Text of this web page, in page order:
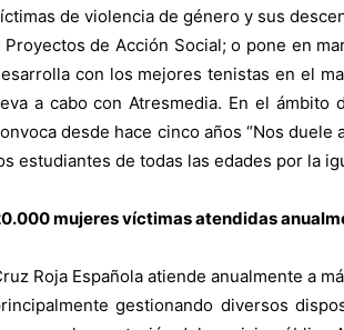
de violencia de género y sus
Proyectos de Acción Social; o pone en
con los mejores tenistas en el
a cabo con Atresmedia. En el
desde hace cinco años “Nos
estudiantes de todas las edades por la
mujeres víctimas atendidas
Roja Española atiende anualmente a
gestionando diversos